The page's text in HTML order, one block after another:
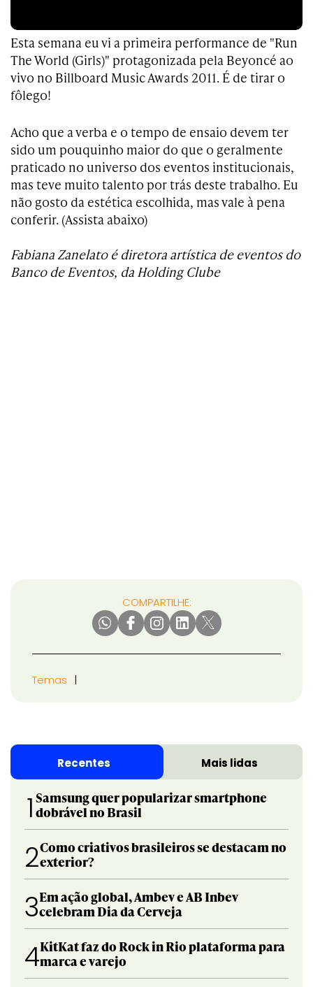
Esta semana eu vi a primeira performance de "Run
The World (Girls)" protagonizada pela Beyoncé ao
vivo no Billboard Music Awards 2011. É de tirar o
fôlego!
Acho que a verba e o tempo de ensaio devem ter
sido um pouquinho maior do que o geralmente
praticado no universo dos eventos institucionais,
mas teve muito talento por trás deste trabalho. Eu
não gosto da estética escolhida, mas vale à pena
conferir. (Assista abaixo)
Fabiana Zanelato é diretora artística de eventos do
Banco de Eventos, da Holding Clube
COMPARTILHE:
Temas
Recentes Mais lidas
1 Samsung quer popularizar smartphone
dobrável no Brasil
2Como criativos brasileiros se destacam no
exterior?
3Em ação global, Ambev e AB Inbev
celebram Dia da Cerveja
4KitKat faz do Rock in Rio plataforma para
marca e varejo